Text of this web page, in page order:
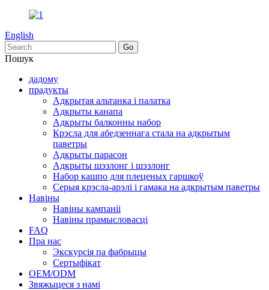
English
Пошук
дадому
прадукты
Адкрытая альтанка і палатка
Адкрыты канапа
Адкрыты балконны набор
Крэсла для абедзеннага стала на адкрытым
паветры
Адкрыты парасон
Адкрыты шэзлонг і шэзлонг
Набор кашпо для плеценых гаршкоў
Серыя крэсла-арэлі і гамака на адкрытым паветры
Навіны
Навіны кампаніі
Навіны прамысловасці
FAQ
Пра нас
Экскурсія па фабрыцы
Сертыфікат
OEM/ODM
Звяжыцеся з намі